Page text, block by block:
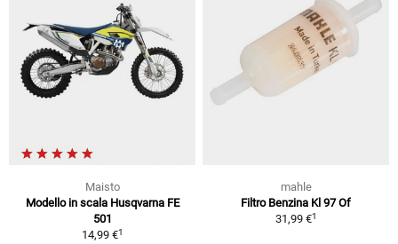
Maisto
Modello in scala Husqvarna FE
501
14,99 €1
mahle
Filtro Benzina Kl 97 Of
31,99 €1